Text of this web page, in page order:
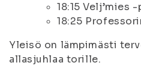
18:15 Velj’mies
18:25
Yleisö on lämpimästi
allasjuhlaa torille.